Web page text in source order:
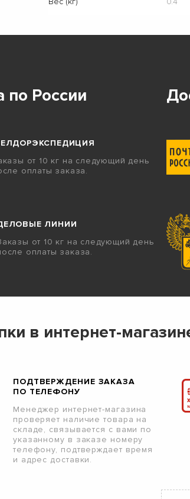
по России
от 10 кг на следующий день
оплаты заказа.
ЛИНИИ
от 10 кг на следующий день
оплаты заказа.
в интернет-
ПОДТВЕРЖДЕНИЕ ЗАКАЗА
ПО ТЕЛЕФОНУ
Менеджер интернет-магазина
проверяет наличие товара на
складе, связывается с вами по
указанному в заказе номеру
телефону, подтверждает время
и адрес доставки.